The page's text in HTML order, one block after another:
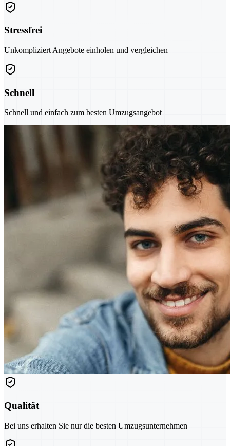
Stressfrei
Unkompliziert Angebote einholen und vergleichen
Schnell
Schnell und einfach zum besten Umzugsangebot
Qualität
Bei uns erhalten Sie nur die besten Umzugsunternehmen